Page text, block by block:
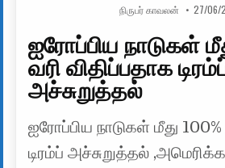
AUTHOR:
நிருபர் காவலன் 27/06/
ஐரோப்பிய நாடுகள்
வரி விதிப்பதாக
அச்சுறுத்தல்
ஐரோப்பிய நாடுகள் மீது 100%
டிரம்ப் அச்சுறுத்தல்